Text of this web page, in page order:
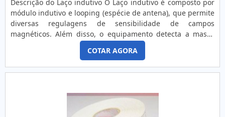
Descrição do Laço indutivo O Laço indutivo é composto por
módulo indutivo e looping (espécie de antena), que permite
diversas regulagens de sensibilidade de campos
magnéticos. Além disso, o equipamento detecta a massa
metálica do veículo não sofrendo qualquer interferência
com relação a pedestres, além de detectar a presença real
do veículo diante de um leitor de cartões. Vantagens do
COTAR AGORA